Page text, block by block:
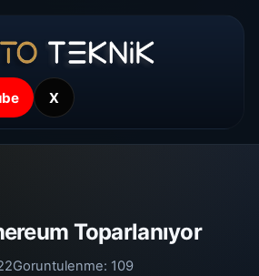
X
Toparlanıyor
Goruntulenme: 109